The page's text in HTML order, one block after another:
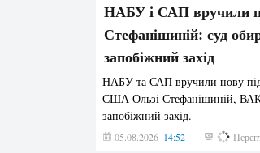
НАБУ і САП вручили
Стефанішиній: суд
запобіжний захід
НАБУ та САП вручили нову
США Ользі Стефанішиній,
запобіжний захід.
05.08.2026 14:52 141